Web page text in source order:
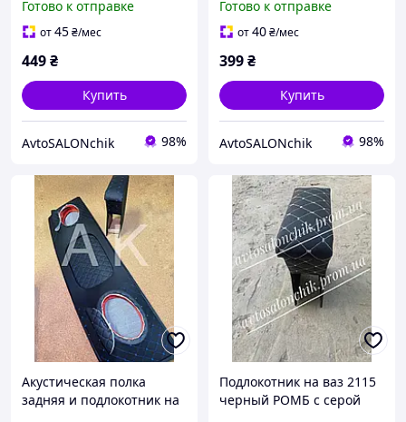
Готово к отправке
от45₴/мес
449₴
Купить
AvtoSALONchik 98%
Готово к отправке
от40₴/мес
399₴
Купить
AvtoSALONchik 98%
Акустическая полка
задняя и подлокотник на
Подлокотник на ваз 2115
черный РОМБ с серой